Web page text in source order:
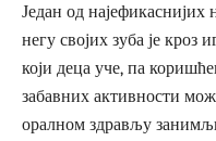
Један од најефикаснијих
негу својих зуба је кроз
који деца уче, па
забавних активности
оралном здрављу